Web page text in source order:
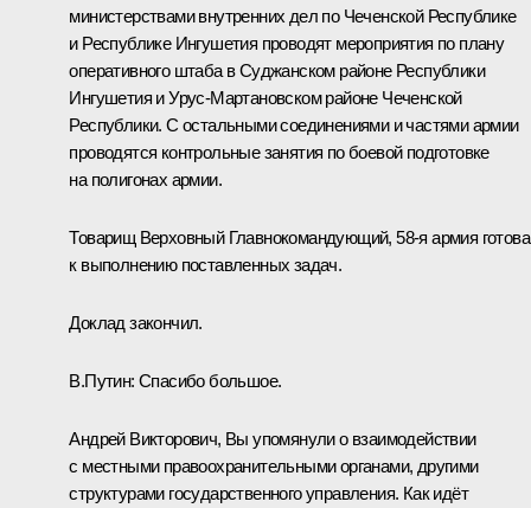
министерствами внутренних дел по Чеченской Республике
и Республике Ингушетия проводят мероприятия по плану
оперативного штаба в Суджанском районе Республики
Ингушетия и Урус-Мартановском районе Чеченской
Республики. С остальными соединениями и частями армии
проводятся контрольные занятия по боевой подготовке
на полигонах армии.
Товарищ Верховный Главнокомандующий, 58‑я армия готова
к выполнению поставленных задач.
Доклад закончил.
В.Путин: Спасибо большое.
Андрей Викторович, Вы упомянули о взаимодействии
с местными правоохранительными органами, другими
структурами государственного управления. Как идёт